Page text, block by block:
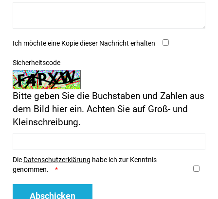
Ich möchte eine Kopie dieser Nachricht erhalten
Sicherheitscode
Bitte geben Sie die Buchstaben und Zahlen aus
dem Bild hier ein. Achten Sie auf Groß- und
Kleinschreibung.
Die Datenschutzerklärung habe ich zur Kenntnis
genommen.
Abschicken